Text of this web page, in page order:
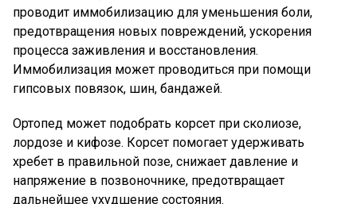
проводит иммобилизацию для уменьшения боли,
предотвращения новых повреждений, ускорения
процесса заживления и восстановления.
Иммобилизация может проводиться при помощи
гипсовых повязок, шин, бандажей.
Ортопед может подобрать корсет при сколиозе,
лордозе и кифозе. Корсет помогает удерживать
хребет в правильной позе, снижает давление и
напряжение в позвоночнике, предотвращает
дальнейшее ухудшение состояния.